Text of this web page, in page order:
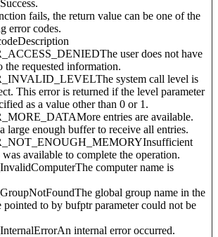
fails, the return value can be one of the
error codes.
user does not have
the requested information.
system call level is
This error is returned if the level parameter
as a value other than 0 or 1.
entries are available.
large enough buffer to receive all entries.
available to complete the operation.
computer name is
global group name in the
pointed to by bufptr parameter could not be
internal error occurred.